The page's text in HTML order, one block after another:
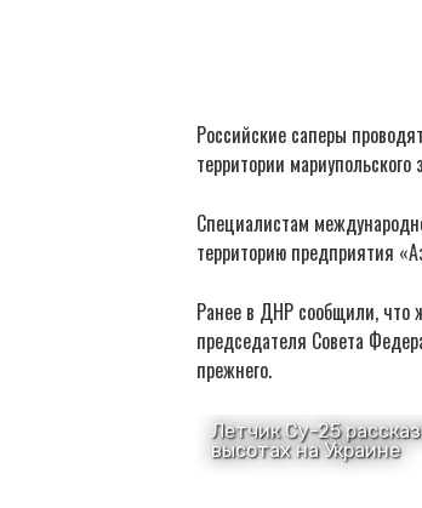
Российские саперы
территории
Специалистам
территорию предприятия
Ранее в ДНР сообщили, что
председателя Совета
прежнего.